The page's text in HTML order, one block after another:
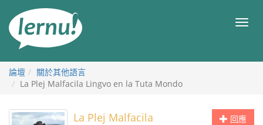
目
論壇
關於其他語言
La Plej Malfacila Lingvo en la Tuta Mondo
回應
La Plej Malfacila